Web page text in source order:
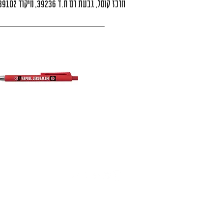
מרכז קוסל, גבעת רם ת.ד 39236, מיקוד 9139102 ירושלים, ישראל